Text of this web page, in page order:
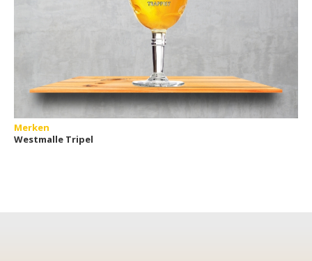
Merken
Westmalle Tripel